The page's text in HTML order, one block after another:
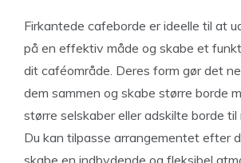
Firkantede cafeborde er ideelle til at
på en effektiv måde og skabe et
dit caféområde. Deres form gør det
dem sammen og skabe større borde
større selskaber eller adskilte borde til
Du kan tilpasse arrangementet efter
skabe en indbydende og fleksibel